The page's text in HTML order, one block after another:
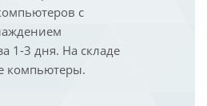
с
1-3 дня. На складе
компьютеры.